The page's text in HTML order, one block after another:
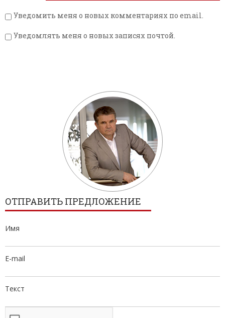
Уведомить меня о новых комментариях по email.
Уведомлять меня о новых записях почтой.
ОТПРАВИТЬ ПРЕДЛОЖЕНИЕ
Имя
E-mail
Текст